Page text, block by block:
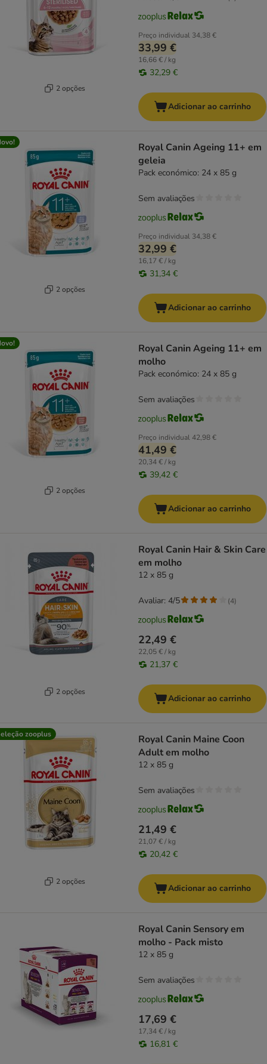
2 opções
Preço individual 34,38 €
33,99 €
16,66 € / kg
32,29 €
Adicionar ao carrinho
2 opções
Royal Canin Ageing 11+ em
geleia
Pack económico: 24 x 85 g
Preço individual 34,38 €
32,99 €
16,17 € / kg
31,34 €
Sem avaliações
Adicionar ao carrinho
2 opções
Royal Canin Ageing 11+ em
molho
Pack económico: 24 x 85 g
Preço individual42,98 €
41,49 €
20,34 € / kg
39,42 €
Sem avaliações
Adicionar ao carrinho
2 opções
Royal Canin Hair & Skin Care
em molho
12 x 85 g
22,49 €
22,05 € / kg
21,37 €
Avaliar: 4/5 (4)
Adicionar ao carrinho
zooplus
2 opções
Royal Canin Maine Coon
Adult em molho
12 x 85 g
21,49 €
21,07 € / kg
20,42 €
Sem avaliações
Adicionar ao carrinho
Royal Canin Sensory em
molho - Pack misto
12 x 85 g
17,69 €
17,34 € / kg
16,81 €
Sem avaliações